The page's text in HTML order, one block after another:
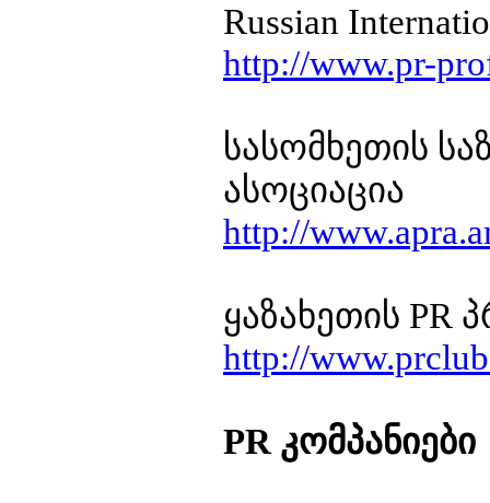
Russian
http://www.pr-
სასომხეთის
ასოციაცია
http://
ყაზახეთის PR
http://
PR კომპანიები